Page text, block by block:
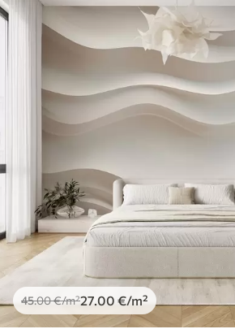
45.00€/m²27 .00 €/m²